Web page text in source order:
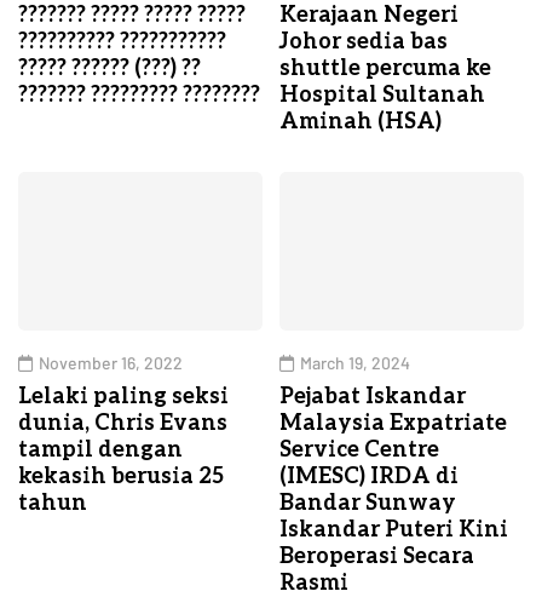
??????? ????? ????? ?????
?????????? ???????????
????? ?????? (???) ??
??????? ????????? ????????
Kerajaan Negeri
Johor sedia bas
shuttle percuma ke
Hospital Sultanah
Aminah (HSA)
November 16, 2022
Lelaki paling seksi
dunia, Chris Evans
tampil dengan
kekasih berusia 25
tahun
March 19, 2024
Pejabat Iskandar
Malaysia Expatriate
Service Centre
(IMESC) IRDA di
Bandar Sunway
Iskandar Puteri Kini
Beroperasi Secara
Rasmi